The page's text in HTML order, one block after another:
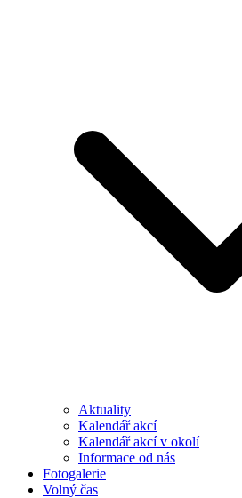
Aktuality
Kalendář akcí
Kalendář akcí v okolí
Informace od nás
Fotogalerie
Volný čas